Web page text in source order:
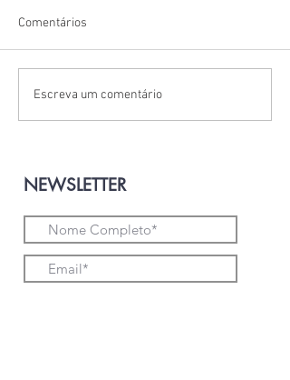
LACERDA'S FORNERIA
Comentários
Escreva um comentário
NEWSLETTER